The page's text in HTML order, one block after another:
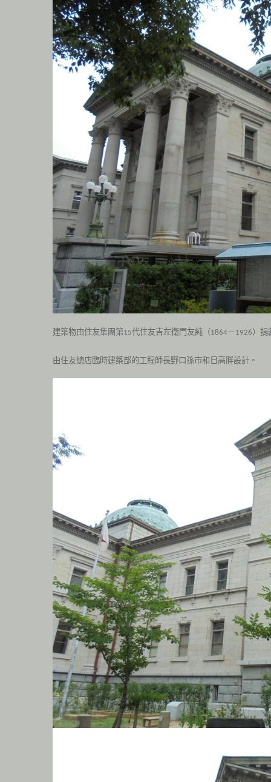
建築物由住友集團第15代住友吉左衛門友純（1864－1926）捐
由住友總店臨時建築部的工程師長野口孫市和日高胖設計。